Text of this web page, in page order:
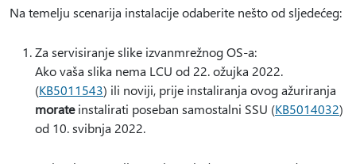
Na temelju scenarija instalacije odaberite nešto od sljedećeg:
Za servisiranje slike izvanmrežnog OS-a:
Ako vaša slika nema LCU od 22. ožujka 2022.
(KB5011543) ili noviji, prije instaliranja ovog ažuriranja
morateinstalirati poseban samostalni SSU (KB5014032)
od 10. svibnja 2022.